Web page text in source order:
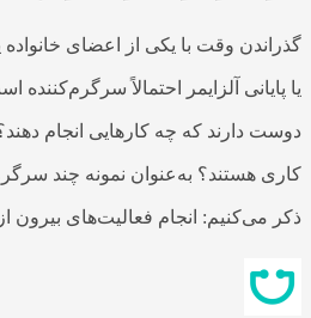
گذراندن وقت با یکی از اعضای
یا پایانی آلزایمر احتمالاً سرگرم‌کننده
دوست دارند که چه کارهایی انجام
کاری هستند؟ به‌عنوان نمونه چند
ذکر می‌کنیم: انجام فعالیت‌های بیرون